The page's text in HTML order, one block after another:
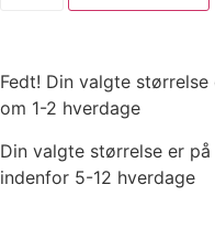
Fedt! Din valgte
om 1-2 hverdage
Din valgte størrelse er
indenfor 5-12 hverdage